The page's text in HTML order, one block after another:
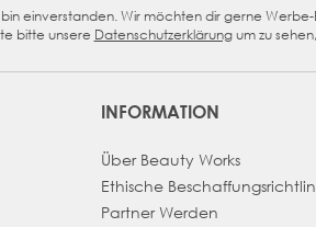
einverstanden. Wir möchten dir gerne Werbe-
bitte unsere Datenschutzerklärungum zu
INFORMATION
Über Beauty Works
Ethische
Partner Werden